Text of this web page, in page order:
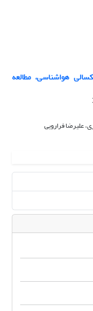
هواشناسی، مطالعه
علیرضا فرارویی